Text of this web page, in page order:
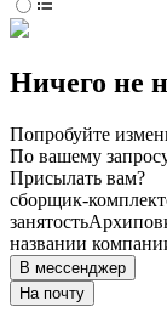
Ничего не
Попробуйте
По вашему
Присылать вам?
сборщик-
занятость
названии
В мессенджер
На почту